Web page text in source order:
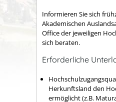
Informieren Sie sich
Akademischen
Office der jeweiligen
sich beraten.
Erforderliche
Herkunftsland den
ermöglicht (z.B.